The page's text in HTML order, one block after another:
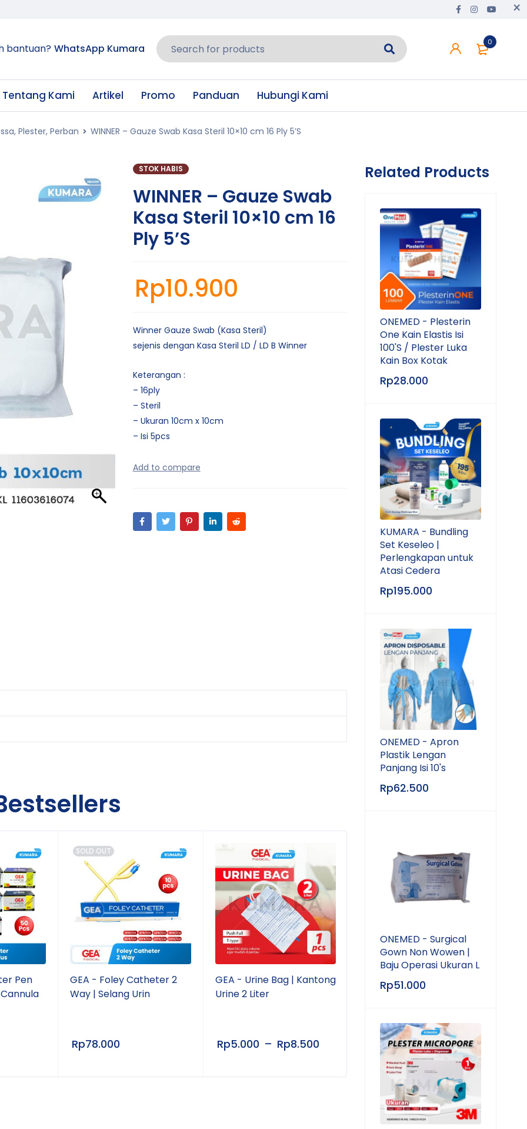
0
bantuan? WhatsApp Kumara
Tentang Kami Artikel Promo Panduan Hubungi Kami
Plester, Perban WINNER – Gauze Swab Kasa Steril 10×10 cm 16 Ply 5’S
STOK HABIS
WINNER – Gauze Swab
Kasa Steril 10×10 cm 16
Ply 5’S
Rp10.900
Winner Gauze Swab (Kasa Steril)
sejenis dengan Kasa Steril LD / LD B Winner
Keterangan :
– 16ply
– Steril
– Ukuran 10cm x 10cm
– Isi 5pcs
Pen
SOLD OUT
GEA - Foley Catheter 2
Way | Selang Urin
Rp78.000
GEA - Urine Bag | Kantong
Urine 2 Liter
Rp5.000 – Rp8.500
KUMARA - Bundling Infus
Set | Perlengkapan
25.000
Related Products
ONEMED - Plesterin
One Kain Elastis Isi
100'S / Plester Luka
Kain Box Kotak
Rp28.000
KUMARA - Bundling
Set Keseleo |
Perlengkapan untuk
Atasi Cedera
Rp195.000
ONEMED - Apron
Plastik Lengan
Panjang Isi 10's
Rp62.500
ONEMED - Surgical
Gown Non Wowen |
Baju Operasi Ukuran L
Rp51.000